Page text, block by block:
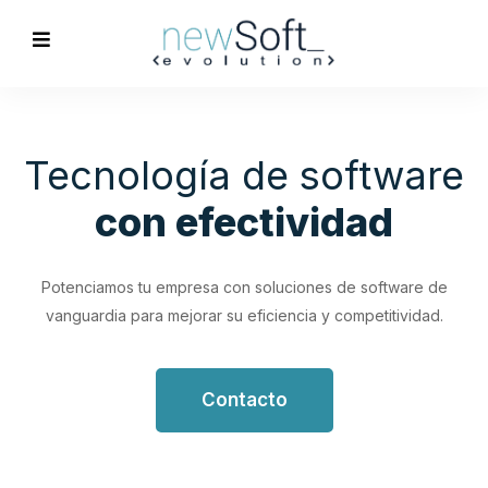
Optimización de
Procesos
Empresariales
trabajo.